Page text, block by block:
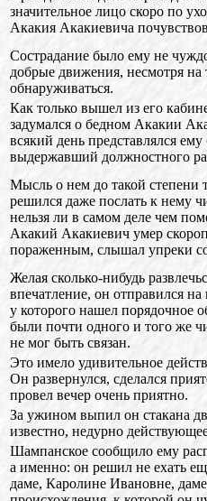
значительное лицо скоро по
Акакия Акакиевича
Сострадание было ему не
добрые движения, несмотря
обнаруживаться.
Как только вышел из его
задумался о бедном Акакии
всякий день представлялся
выдержавший должностного
Мысль о нем до такой степени
решился даже послать к нему
нельзя ли в самом деле чем
Акакий Акакиевич умер
пораженным, слышал упреки
Желая сколько-нибудь
впечатление, он отправился
у которого нашел порядочное
были почти одного и того же
не мог быть связан.
Это имело удивительное
Он развернулся, сделался
провел вечер очень приятно.
За ужином выпил он стакана
известно, недурно
Шампанское сообщило ему
а именно: он решил не ехать
даме, Каролине Ивановне,